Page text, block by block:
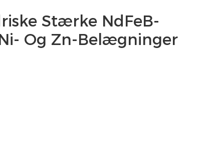
Stærke NdFeB-
Og Zn-Belægninger